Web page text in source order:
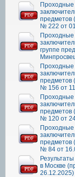
Проходные
предметов
№ 222 от
Проходные
группе
Проходные
предметов
№ 156 от
Проходные
предметов
№ 120 от
Проходные
предметов
№ 84 от
в Москве
26.12.2025)